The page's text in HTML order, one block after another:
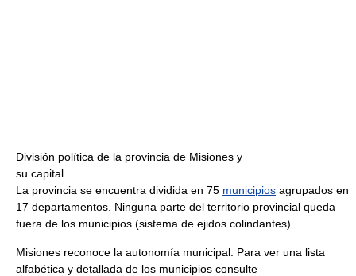
División política de la provincia de Misiones y
su capital.
La provincia se encuentra dividida en 75 municipios agrupados en
17 departamentos. Ninguna parte del territorio provincial queda
fuera de los municipios (sistema de ejidos colindantes).
Misiones reconoce la autonomía municipal. Para ver una lista
alfabética y detallada de los municipios consulte